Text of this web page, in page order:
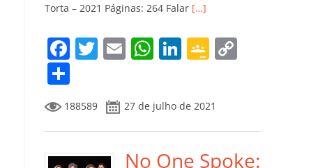
Torta – 2021 Páginas: 264 Falar […]
F
e
b
o
T
itt
er
E
l
W
s
A
p
Li
e
dI
n
G
gl
e
Cl
Li
n
o
m
p
ar
188589 27 de julho de 2021
No One Spoke: